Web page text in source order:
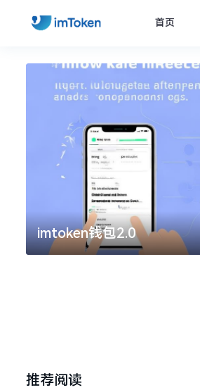
首页
imtoken钱包2.0
推荐阅读